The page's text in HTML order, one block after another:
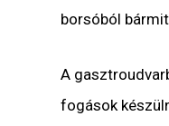
borsóból
A
fogások